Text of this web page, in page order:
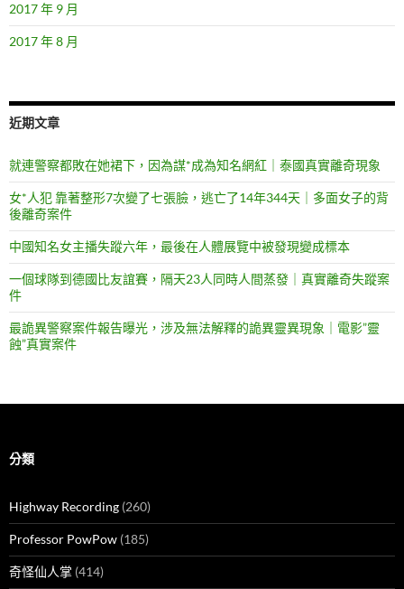
2017 年 9 月
2017 年 8 月
近期文章
就連警察都敗在她裙下，因為謀*成為知名網紅｜泰國真實離奇現象
女*人犯 靠著整形7次變了七張臉，逃亡了14年344天｜多面女子的背
後離奇案件
中國知名女主播失蹤六年，最後在人體展覽中被發現變成標本
一個球隊到德國比友誼賽，隔天23人同時人間蒸發｜真實離奇失蹤案
件
最詭異警察案件報告曝光，涉及無法解釋的詭異靈異現象｜電影”靈
蝕”真實案件
分類
Highway Recording (260)
Professor PowPow (185)
奇怪仙人掌 (414)